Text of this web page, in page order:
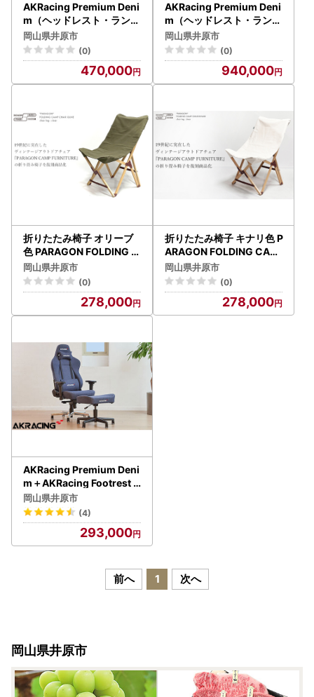
AKRacing Premium Deni
m（ヘッドレスト・ランバ
ーサポート付き）エーケー
レーシング ゲーミングチ
ェア 2台セット
岡山県井原市
(0)
470,000
AKRacing Premium Deni
m（ヘッドレスト・ランバ
ーサポート付き）エーケー
レーシング ゲーミングチ
ェア 4台セット
岡山県井原市
(0)
940,000
折りたたみ椅子 オリーブ
色 PARAGON FOLDING C
AMP CHAIR (BEECH MA
TERIAL / 15oz DUCK FAB
RIC SEAT OLIVE)
岡山県井原市
(0)
278,000
折りたたみ椅子 キナリ色 P
ARAGON FOLDING CAM
P CHAIR (BEECH MATER
IAL / 15oz DUCK FABRIC
SEAT KINARI)
岡山県井原市
(0)
278,000
AKRacing Premium Deni
m＋AKRacing Footrest D
enim（ヘッドレスト・ラ
ンバーサポート付き）
岡山県井原市
(4)
293,000
前へ 1 次へ
岡山県井原市